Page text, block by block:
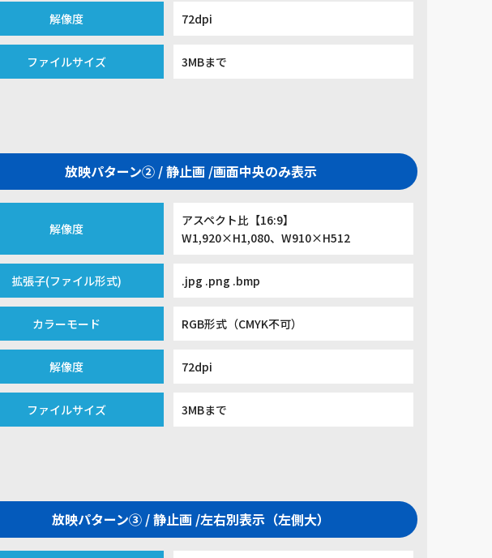
解像度 72dpi
ファイルサイズ 3MBまで
放映パターン② / 静止画 /画面中央のみ表示
解像度
アスペクト比【16:9】
W1,920×H1,080、W910×H512
拡張子(ファイル形式) .jpg .png .bmp
カラーモード RGB形式（CMYK不可）
解像度 72dpi
ファイルサイズ 3MBまで
放映パターン③ / 静止画 /左右別表示（左側大）